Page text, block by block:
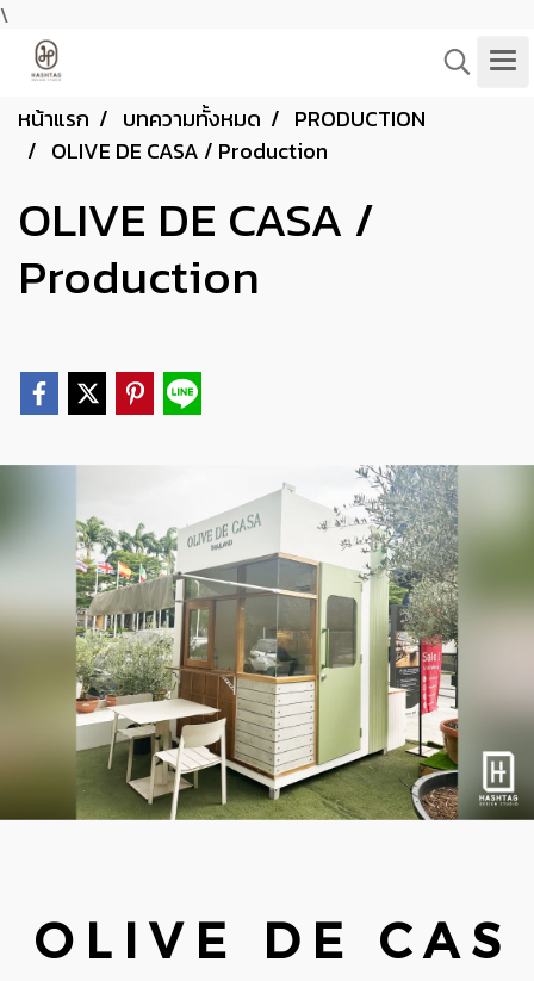
\
หน้าแรก บทความทั้งหมด
PRODUCTION
OLIVE DE CASA / Production
OLIVE DE CASA /
Production
O L I V E D E C A S